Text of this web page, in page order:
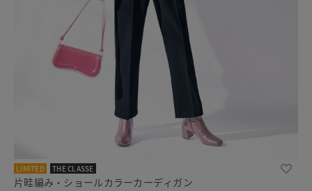
LIMITED THE CLASSE
片畦編み・ショールカラーカーディガン